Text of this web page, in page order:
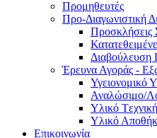
Προμηθευτές
Προ-Διαγωνιστική
Προσκλήσεις
Διαβούλευση
Έρευνα Αγοράς -
Υγειονομικό
Αναλώσιμο/
Υλικό
Υλικό
Επικοινωνία